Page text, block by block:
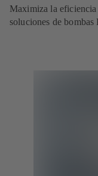
Maximiza la
soluciones de bombas